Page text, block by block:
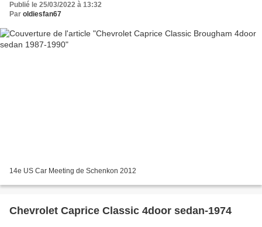
Publié le 25/03/2022 à 13:32
Par oldiesfan67
14e US Car Meeting de Schenkon 2012
Chevrolet Caprice Classic 4door sedan-1974